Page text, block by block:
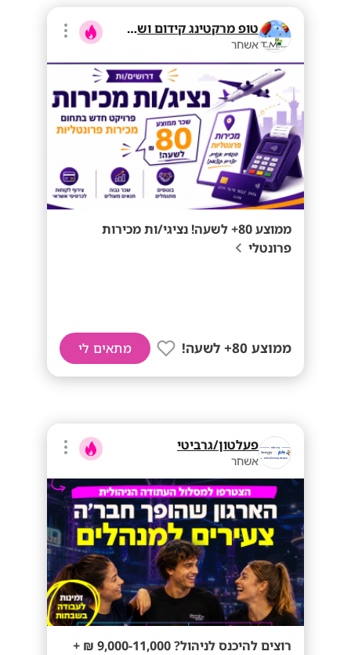
טופ מרקטינג קידום ושיווק בע"מ
אשחר
ממוצע 80+ לשעה! נציגי/ות מכירות
פרונטלי
ממוצע 80+ לשעה! מתאים לי
פעלטון/גרביטי
אשחר
רוצים להיכנס לניהול? 9,000-11,000 ₪ +